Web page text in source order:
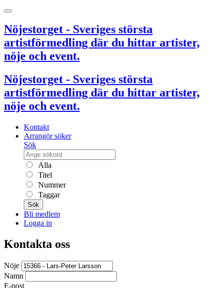
Nöjestorget - Sveriges största
artistförmedling där du hittar artister,
nöje och event.
Nöjestorget - Sveriges största
artistförmedling där du hittar artister,
nöje och event.
Kontakt
Arrangör söker
Sök
Alla
Titel
Nummer
Taggar
Sök
Bli medlem
Logga in
Kontakta oss
Nöje
Namn
E-post